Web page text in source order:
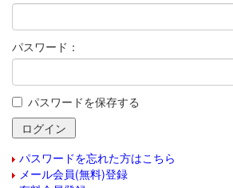
パスワード：
パスワードを保存する
パスワードを忘れた方はこちら
メール会員(無料)登録